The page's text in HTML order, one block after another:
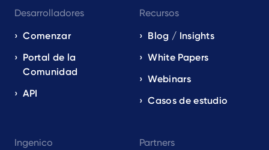
Desarrolladores
Comenzar
Portal de la
Comunidad
API
Recursos
Blog / Insights
White Papers
Webinars
Casos de estudio
Ingenico Partners